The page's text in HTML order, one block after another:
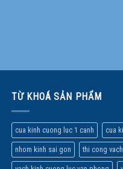
TỪ KHOÁ SẢN PHẨM
cua kinh cuong luc 1 canh cua
nhom kinh sai gon thi cong